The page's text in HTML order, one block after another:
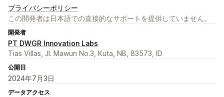
プライバシーポリシー
この開発者は日本語での直接的なサポートを提供していません。
開発者
PT DWGR Innovation Labs
Tias Villas, Jl. Mawun No.3, Kuta, NB, 83573, ID
公開日
2024年7月3日
データアクセス